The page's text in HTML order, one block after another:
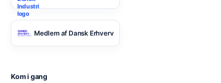
Medlem af Dansk Erhverv
Kom i gang